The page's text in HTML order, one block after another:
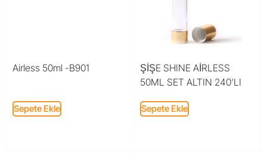
Airless 50ml -B901
Sepete Ekle
ŞİŞE SHINE AİRLESS
50ML SET ALTIN 240’LI
Sepete Ekle